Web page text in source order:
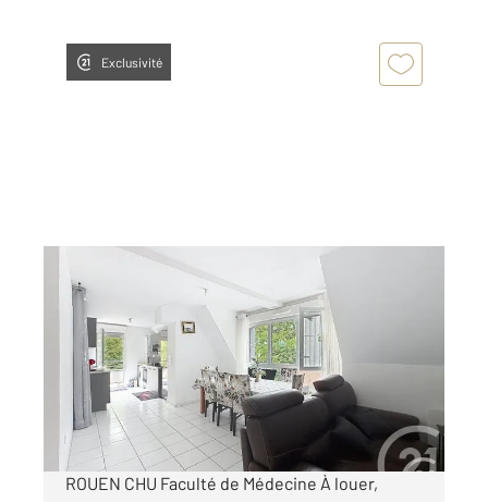
Exclusivité
ROUEN 76
94,32 m
, 5 pièces
Ref : 34435
Appartement F5 à louer
1 500 €
par mois charges comprises
ROUEN CHU Faculté de Médecine À louer,